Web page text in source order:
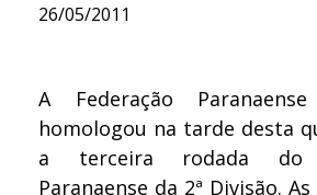
26/05/2011
A Federação
homologou na tarde desta
a terceira rodada do
Paranaense da 2ª Divisão.